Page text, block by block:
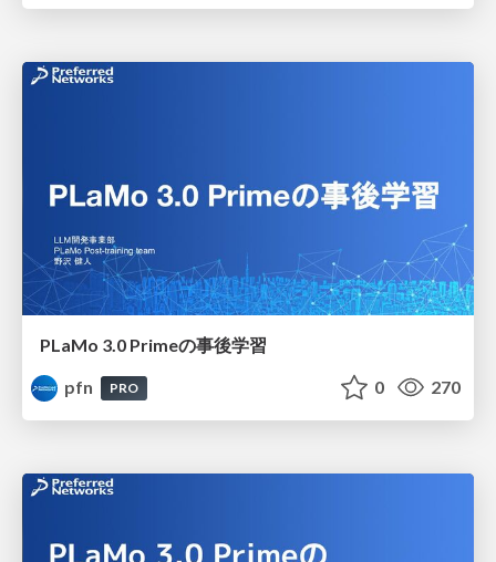
PLaMo 3.0 Primeの事後学習
pfn
PRO 0 270